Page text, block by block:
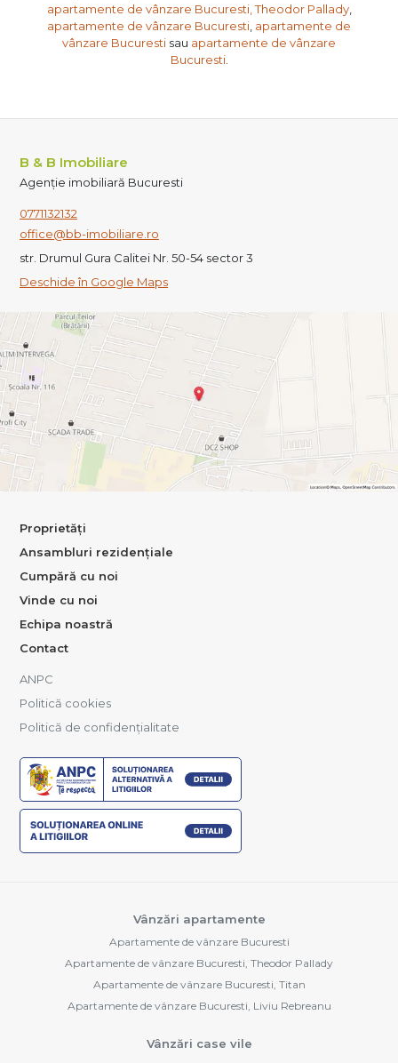
apartamente de vânzare Bucuresti, Theodor Pallady,
apartamente de vânzare Bucuresti apartamente de
vânzare Bucuresti sau apartamente de vânzare
Bucuresti.
B & B Imobiliare
Agenție imobiliară Bucuresti
0771132132
office@bb-imobiliare.ro
str. Drumul Gura Calitei Nr. 50-54 sector 3
Deschide în Google Maps
Proprietăți
Ansambluri rezidențiale
Cumpără cu noi
Vinde cu noi
Echipa noastră
Contact
ANPC
Politică cookies
Politică de confidențialitate
Vânzări apartamente
Apartamente de vânzare Bucuresti
Apartamente de vânzare Bucuresti, Theodor Pallady
Apartamente de vânzare Bucuresti, Titan
Apartamente de vânzare Bucuresti, Liviu Rebreanu
Vânzări case vile